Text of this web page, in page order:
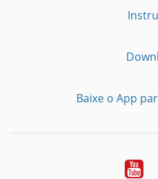
Baixe o App